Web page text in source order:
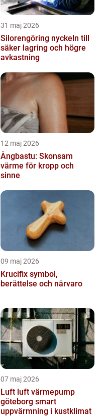
31 maj 2026
Silorengöring nyckeln till
säker lagring och högre
avkastning
12 maj 2026
Ångbastu: Skonsam
värme för kropp och
sinne
09 maj 2026
Krucifix symbol,
berättelse och närvaro
07 maj 2026
Luft luft värmepump
göteborg smart
uppvärmning i kustklimat